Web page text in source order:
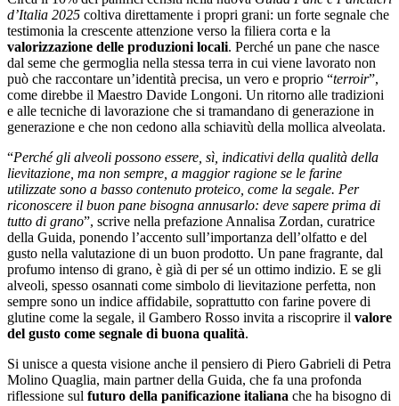
d’Italia 2025 coltiva direttamente i propri grani: un forte segnale che
testimonia la crescente attenzione verso la filiera corta e la
valorizzazione delle produzioni locali. Perché un pane che nasce
dal seme che germoglia nella stessa terra in cui viene lavorato non
può che raccontare un’identità precisa, un vero e proprio “terroir”,
come direbbe il Maestro Davide Longoni. Un ritorno alle tradizioni
e alle tecniche di lavorazione che si tramandano di generazione in
generazione e che non cedono alla schiavitù della mollica alveolata.
“Perché gli alveoli possono essere, sì, indicativi della qualità della
lievitazione, ma non sempre, a maggior ragione se le farine
utilizzate sono a basso contenuto proteico, come la segale. Per
riconoscere il buon pane bisogna annusarlo: deve sapere prima di
tutto di grano”, scrive nella prefazione Annalisa Zordan, curatrice
della Guida, ponendo l’accento sull’importanza dell’olfatto e del
gusto nella valutazione di un buon prodotto. Un pane fragrante, dal
profumo intenso di grano, è già di per sé un ottimo indizio. E se gli
alveoli, spesso osannati come simbolo di lievitazione perfetta, non
sempre sono un indice affidabile, soprattutto con farine povere di
glutine come la segale, il Gambero Rosso invita a riscoprire il valore
del gusto come segnale di buona qualità.
Si unisce a questa visione anche il pensiero di Piero Gabrieli di Petra
Molino Quaglia, main partner della Guida, che fa una profonda
riflessione sul futuro della panificazione italiana che ha bisogno di